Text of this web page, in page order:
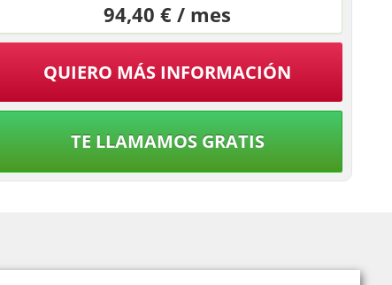
94,40 € / mes
QUIERO MÁS INFORMACIÓN
TE LLAMAMOS GRATIS